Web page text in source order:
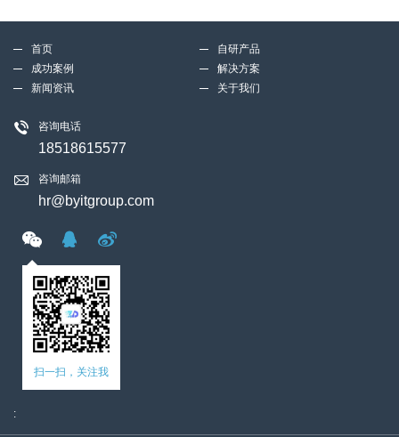
首页
自研产品
成功案例
解决方案
新闻资讯
关于我们
咨询电话
18518615577
咨询邮箱
hr@byitgroup.com
扫一扫，关注我
: